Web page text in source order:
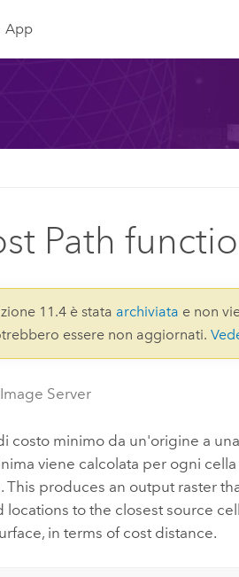
App
Path
11.4 è stata archiviata e non
essere non aggiornati.
Server
costo minimo da un'origine a
viene calcolata per ogni
This produces an output raster
locations to the closest source
in terms of cost distance.